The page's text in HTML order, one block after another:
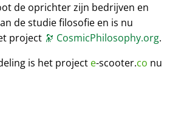
de oprichter zijn bedrijven en
de studie filosofie en is nu
project 🔭 CosmicPhilosophy.org.
is het project e-scooter.co nu